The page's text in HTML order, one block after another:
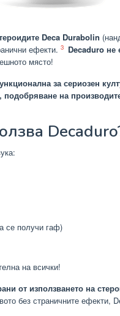
Deca Durabolin
ефекти. 3 Decaduro не
място!
за сериозен
подобряване на
се получи гаф)
на всички!
от използването на
без страничните ефекти,